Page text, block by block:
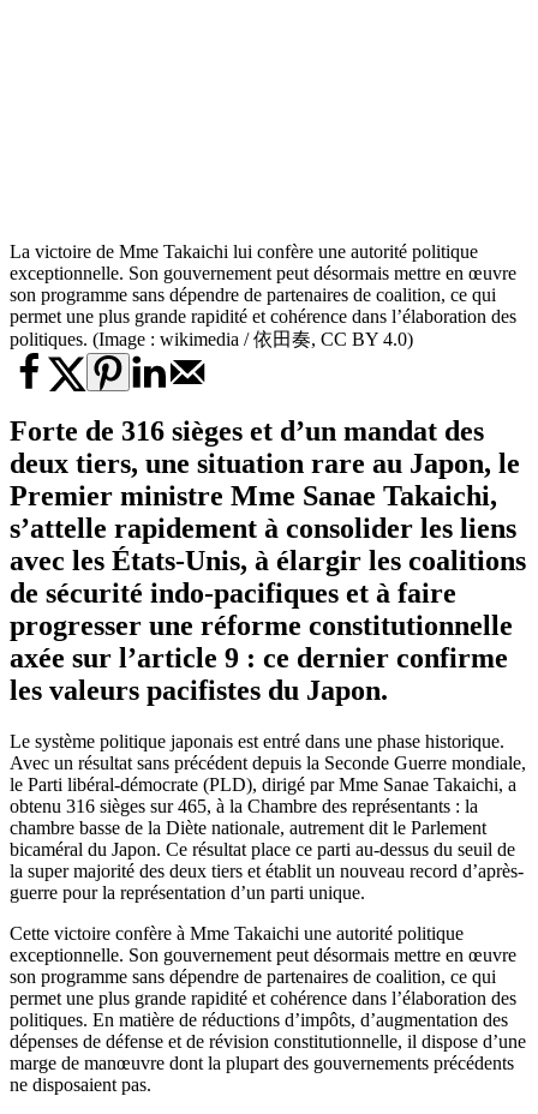
La victoire de Mme Takaichi lui confère une autorité politique
exceptionnelle. Son gouvernement peut désormais mettre en œuvre
son programme sans dépendre de partenaires de coalition, ce qui
permet une plus grande rapidité et cohérence dans l’élaboration des
politiques. (Image : wikimedia / 依田奏, CC BY 4.0)
Forte de 316 sièges et d’un mandat des
deux tiers, une situation rare au Japon, le
Premier ministre Mme Sanae Takaichi,
s’attelle rapidement à consolider les liens
avec les États-Unis, à élargir les coalitions
de sécurité indo-pacifiques et à faire
progresser une réforme constitutionnelle
axée sur l’article 9 : ce dernier confirme
les valeurs pacifistes du Japon.
Le système politique japonais est entré dans une phase historique.
Avec un résultat sans précédent depuis la Seconde Guerre mondiale,
le Parti libéral-démocrate (PLD), dirigé par Mme Sanae Takaichi, a
obtenu 316 sièges sur 465, à la Chambre des représentants : la
chambre basse de la Diète nationale, autrement dit le Parlement
bicaméral du Japon. Ce résultat place ce parti au-dessus du seuil de
la super majorité des deux tiers et établit un nouveau record d’après-
guerre pour la représentation d’un parti unique.
Cette victoire confère à Mme Takaichi une autorité politique
exceptionnelle. Son gouvernement peut désormais mettre en œuvre
son programme sans dépendre de partenaires de coalition, ce qui
permet une plus grande rapidité et cohérence dans l’élaboration des
politiques. En matière de réductions d’impôts, d’augmentation des
dépenses de défense et de révision constitutionnelle, il dispose d’une
marge de manœuvre dont la plupart des gouvernements précédents
ne disposaient pas.